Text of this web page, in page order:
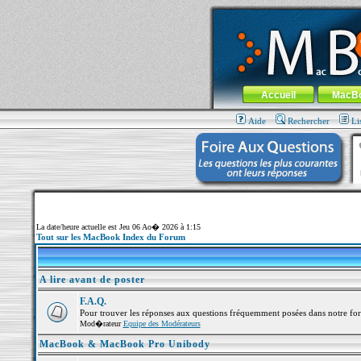
MacBook-fr.com : 100% Apple... 100%
Aller au contenu-Aller au menu
Menu général
Accueil
Aide Rechercher
La date/heure actuelle est Jeu 06 Ao� 2026 à 1:15
Tout sur les MacBook Index du Forum
A lire avant de poster
F.A.Q.
Pour trouver les réponses aux questions fréquemment posées dans notre
Mod�rateurEquipe des Modérateurs
MacBook & MacBook Pro Unibody